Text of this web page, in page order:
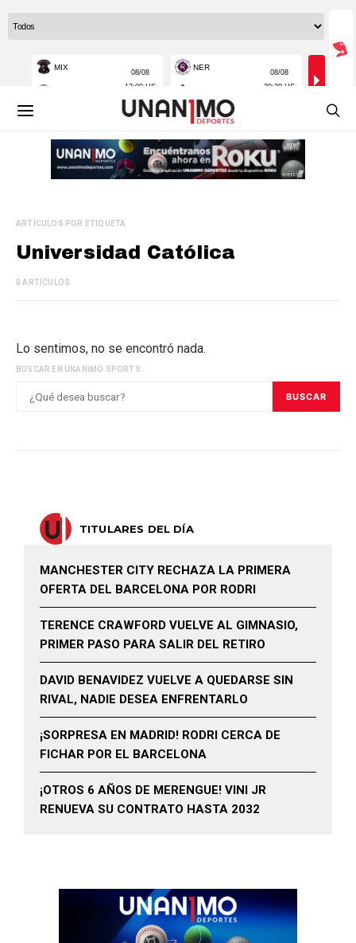
ARTÍCULOS POR ETIQUETA
Universidad Católica
0 ARTÍCULOS
Lo sentimos, no se encontró nada.
BUSCAR EN UNANIMO SPORTS:
BUSCAR
TITULARES DEL DÍA
MANCHESTER CITY RECHAZA LA PRIMERA
OFERTA DEL BARCELONA POR RODRI
TERENCE CRAWFORD VUELVE AL GIMNASIO,
PRIMER PASO PARA SALIR DEL RETIRO
DAVID BENAVIDEZ VUELVE A QUEDARSE SIN
RIVAL, NADIE DESEA ENFRENTARLO
¡SORPRESA EN MADRID! RODRI CERCA DE
FICHAR POR EL BARCELONA
¡OTROS 6 AÑOS DE MERENGUE! VINI JR
RENUEVA SU CONTRATO HASTA 2032